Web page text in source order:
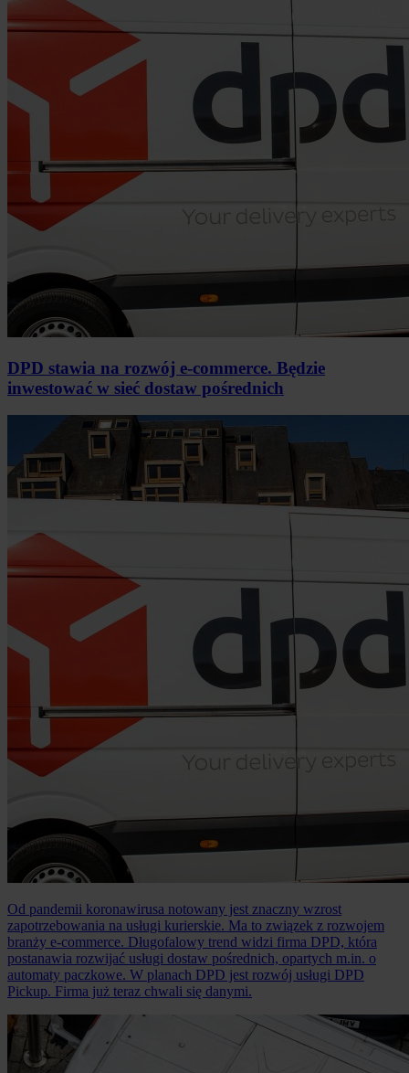
DPD stawia na rozwój e-commerce. Będzie
inwestować w sieć dostaw pośrednich
Od pandemii koronawirusa notowany jest znaczny wzrost
zapotrzebowania na usługi kurierskie. Ma to związek z rozwojem
branży e-commerce. Długofalowy trend widzi firma DPD, która
postanawia rozwijać usługi dostaw pośrednich, opartych m.in. o
automaty paczkowe. W planach DPD jest rozwój usługi DPD
Pickup. Firma już teraz chwali się danymi.